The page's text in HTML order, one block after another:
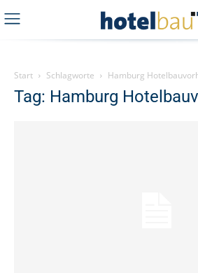
Start Schlagworte Hamburg
Tag: Hamburg